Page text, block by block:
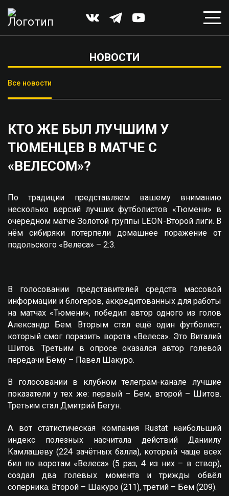
НОВОСТИ
Все новости
КТО ЖЕ БЫЛ ЛУЧШИМ У
ТЮМЕНЦЕВ В МАТЧЕ С
«ВЕЛЕСОМ»?
По традиции представляем вашему вниманию
несколько версий лучших футболистов «Тюмени» в
очередном матче Золотой группы LEON-Второй лиги. В
нём сибиряки потерпели домашнее поражение от
подольского «Велеса» – 2:3.
В голосовании представителей средств массовой
информации и блогеров, аккредитованных для работы
на матчах «Тюмени», победил автор одного из голов
Александр Бем. Вторым стал ещё один футболист,
который смог поразить ворота «Велеса». Это Виталий
Шитов. Третьим в опросе оказался автор голевой
передачи Бему – Павел Шакуро.
В голосовании в клубном телеграм-канале лучшие
показатели у тех же: первый – Бем, второй – Шитов.
Третьим стал Дмитрий Бегун.
А вот статистическая компания Rustat наибольший
индекс полезных насчитала действий Даниилу
Камлашеву (224 зачётных балла), который чаще всех
бил по воротам «Велеса» (5 раз, 4 из них – в створ),
создал два голевых момента и трижды обвёл
соперника. Второй – Шакуро (211), третий – Бем (209).